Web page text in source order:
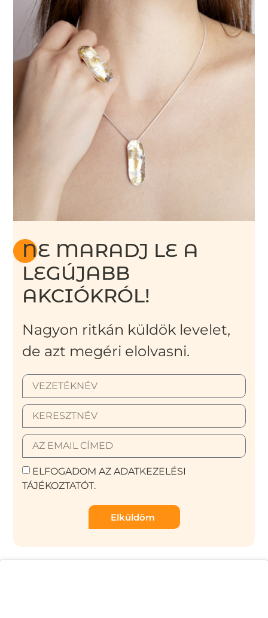
NE MARADJ LE A
LEGÚJABB
AKCIÓKRÓL!
Nagyon ritkán küldök levelet,
de azt megéri elolvasni.
ELFOGADOM AZ ADATKEZELÉSI
TÁJÉKOZTATÓT.
Elküldöm